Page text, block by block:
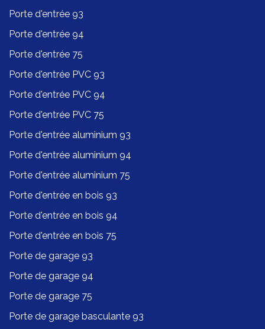
Porte d'entrée 93
Porte d'entrée 94
Porte d'entrée 75
Porte d'entrée PVC 93
Porte d'entrée PVC 94
Porte d'entrée PVC 75
Porte d'entrée aluminium 93
Porte d'entrée aluminium 94
Porte d'entrée aluminium 75
Porte d'entrée en bois 93
Porte d'entrée en bois 94
Porte d'entrée en bois 75
Porte de garage 93
Porte de garage 94
Porte de garage 75
Porte de garage basculante 93